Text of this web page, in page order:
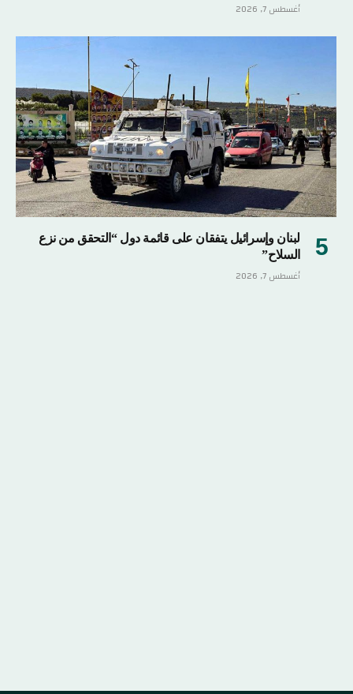
أغسطس 7, 2026
لبنان وإسرائيل يتفقان على قائمة دول “التحقق من نزع
السلاح”
أغسطس 7, 2026